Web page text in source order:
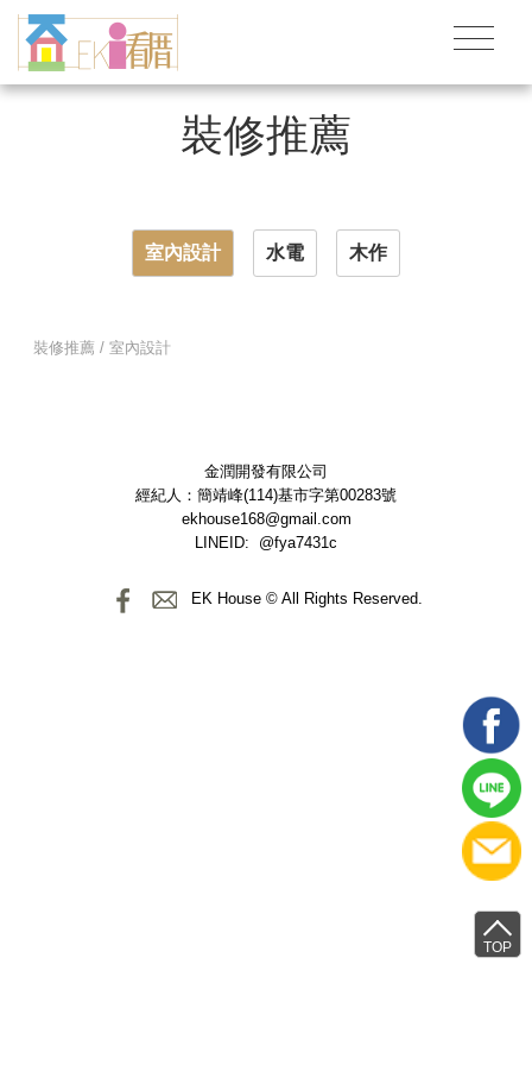
TOP
裝修推薦
室內設計 水電 木作
裝修推薦 / 室內設計
金潤開發有限公司
經紀人：簡靖峰(114)基市字第00283號
ekhouse168@gmail.com
LINEID: @fya7431c
EK House © All Rights Reserved.